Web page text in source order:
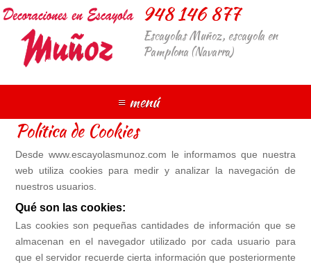
948 146 877
Escayolas Muñoz, escayola en
Pamplona (Navarra)
≡ menú
Política de Cookies
Desde www.escayolasmunoz.com le informamos que nuestra
web utiliza cookies para medir y analizar la navegación de
nuestros usuarios.
Qué son las cookies:
Las cookies son pequeñas cantidades de información que se
almacenan en el navegador utilizado por cada usuario para
que el servidor recuerde cierta información que posteriormente